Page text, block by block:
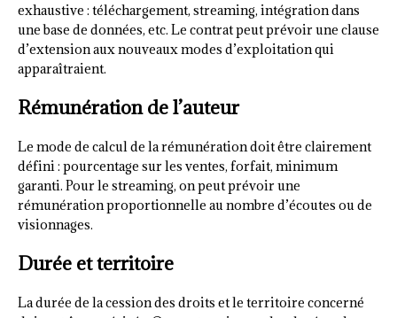
exhaustive : téléchargement, streaming, intégration dans
une base de données, etc. Le contrat peut prévoir une clause
d’extension aux nouveaux modes d’exploitation qui
apparaîtraient.
Rémunération de l’auteur
Le mode de calcul de la rémunération doit être clairement
défini : pourcentage sur les ventes, forfait, minimum
garanti. Pour le streaming, on peut prévoir une
rémunération proportionnelle au nombre d’écoutes ou de
visionnages.
Durée et territoire
La durée de la cession des droits et le territoire concerné